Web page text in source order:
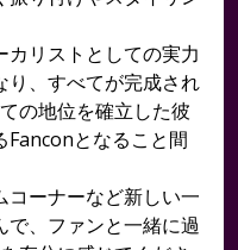
リストとしての実力
り、すべてが完成され
の地位を確立した彼
Fanconとなること間
コーナーなど新しい一
、ファンと一緒に過